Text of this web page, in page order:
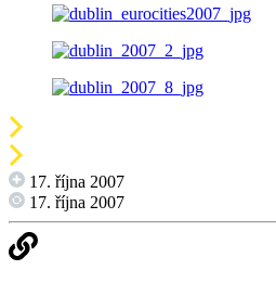
17. října 2007
17. října 2007